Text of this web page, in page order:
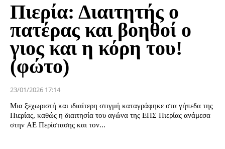
Πιερία: Διαιτητής ο
πατέρας και βοηθοί ο
γιος και η κόρη του!
(φώτο)
23/01/2026 17:14
Μια ξεχωριστή και ιδιαίτερη στιγμή καταγράφηκε στα γήπεδα της
Πιερίας, καθώς η διαιτησία του αγώνα της ΕΠΣ Πιερίας ανάμεσα
στην ΑΕ Περίστασης και τον...